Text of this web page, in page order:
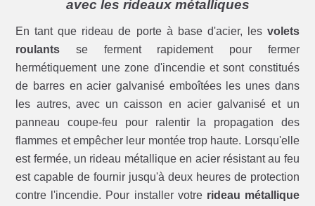
avec les rideaux métalliques
En tant que rideau de porte à base d'acier, les volets
roulants se ferment rapidement pour fermer
hermétiquement une zone d'incendie et sont constitués
de barres en acier galvanisé emboîtées les unes dans
les autres, avec un caisson en acier galvanisé et un
panneau coupe-feu pour ralentir la propagation des
flammes et empêcher leur montée trop haute. Lorsqu'elle
est fermée, un rideau métallique en acier résistant au feu
est capable de fournir jusqu'à deux heures de protection
contre l'incendie. Pour installer votre rideau métallique